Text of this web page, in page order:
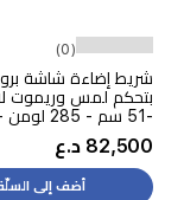
(0)
شريط إضاءة شاشة
بتحكم لمس وريموت
-51 سم -
لشاشات 21-49 انج
82,500 د.ع
أضف إلى